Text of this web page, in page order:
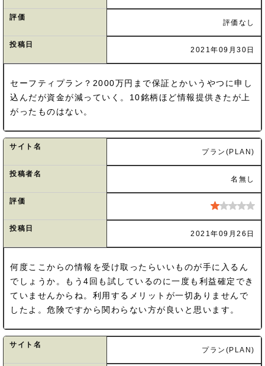
評価
評価なし
投稿日
2021年09月30日
セーフティプラン？2000万円まで保証とかいうやつに申し
込んだが資金が減っていく。10銘柄ほど情報提供きたが上
がったものはない。
サイト名
プラン(PLAN)
投稿者名
名無し
評価
投稿日
2021年09月26日
何度ここからの情報を受け取ったらいいものが手に入るん
でしょうか。もう4回も試しているのに一度も利益確定でき
ていませんからね。利用するメリットが一切ありませんで
したよ。危険ですから関わらない方が良いと思います。
サイト名
プラン(PLAN)